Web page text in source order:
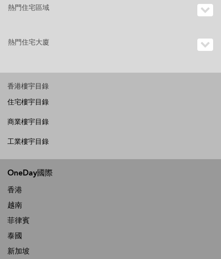
熱門住宅區域
熱門住宅大廈
香港樓宇目錄
住宅樓宇目錄
商業樓宇目錄
工業樓宇目錄
OneDay國際
香港
越南
菲律賓
泰國
新加坡